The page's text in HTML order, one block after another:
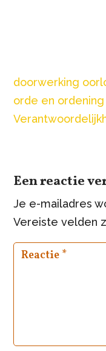
doorwerking
orde en ordening
Een reactie
Je e-mailadres
Vereiste velden